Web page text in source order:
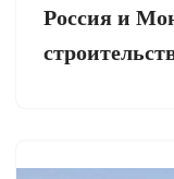
Россия и